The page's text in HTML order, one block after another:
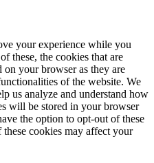
your experience while you
these, the cookies that are
on your browser as they are
of the website. We
us analyze and understand how
will be stored in your browser
the option to opt-out of these
cookies may affect your